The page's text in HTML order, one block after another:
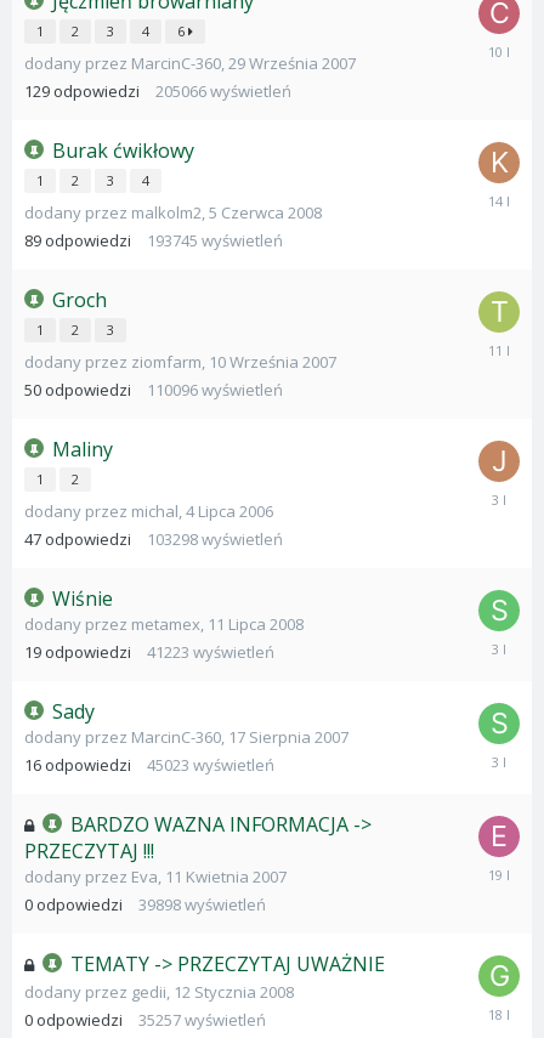
1 2 3 4 6
dodany przez MarcinC-360,29 Września 2007
129 odpowiedzi 205066wyświetleń
28
Burak ćwikłowy
1 2 3 4
dodany przez malkolm2,5 Czerwca 2008
89 odpowiedzi 193745 wyświetleń
Groch
1 2 3
dodany przez ziomfarm, 10 Września 2007
50 odpowiedzi 110096wyświetleń
Maliny
1 2
dodany przez michal,4 Lipca 2006
47 odpowiedzi 103298wyświetleń
Wiśnie
dodany przez metamex, 11 Lipca 2008
19 odpowiedzi 41223 wyświetleń
25
Sady
dodany przez MarcinC-360, 17 Sierpnia 2007
16 odpowiedzi 45023 wyświetleń
24
BARDZO WAZNA INFORMACJA ->
PRZECZYTAJ !!!
dodany przez Eva, 11 Kwietnia 2007
0 odpowiedzi 39898wyświetleń
11
TEMATY -> PRZECZYTAJ UWAŻNIE
dodany przez gedii, 12 Stycznia 2008
0 odpowiedzi 35257wyświetleń
12